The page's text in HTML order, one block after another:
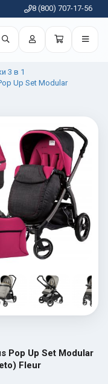
8 (800) 707-17-56
3 в 1
Up Set Modular
Pop Up Set Modular
Fleur